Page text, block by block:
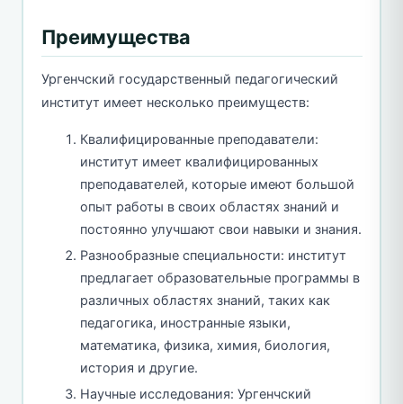
Преимущества
Ургенчский государственный педагогический
институт имеет несколько преимуществ:
Квалифицированные преподаватели:
институт имеет квалифицированных
преподавателей, которые имеют большой
опыт работы в своих областях знаний и
постоянно улучшают свои навыки и знания.
Разнообразные специальности: институт
предлагает образовательные программы в
различных областях знаний, таких как
педагогика, иностранные языки,
математика, физика, химия, биология,
история и другие.
Научные исследования: Ургенчский